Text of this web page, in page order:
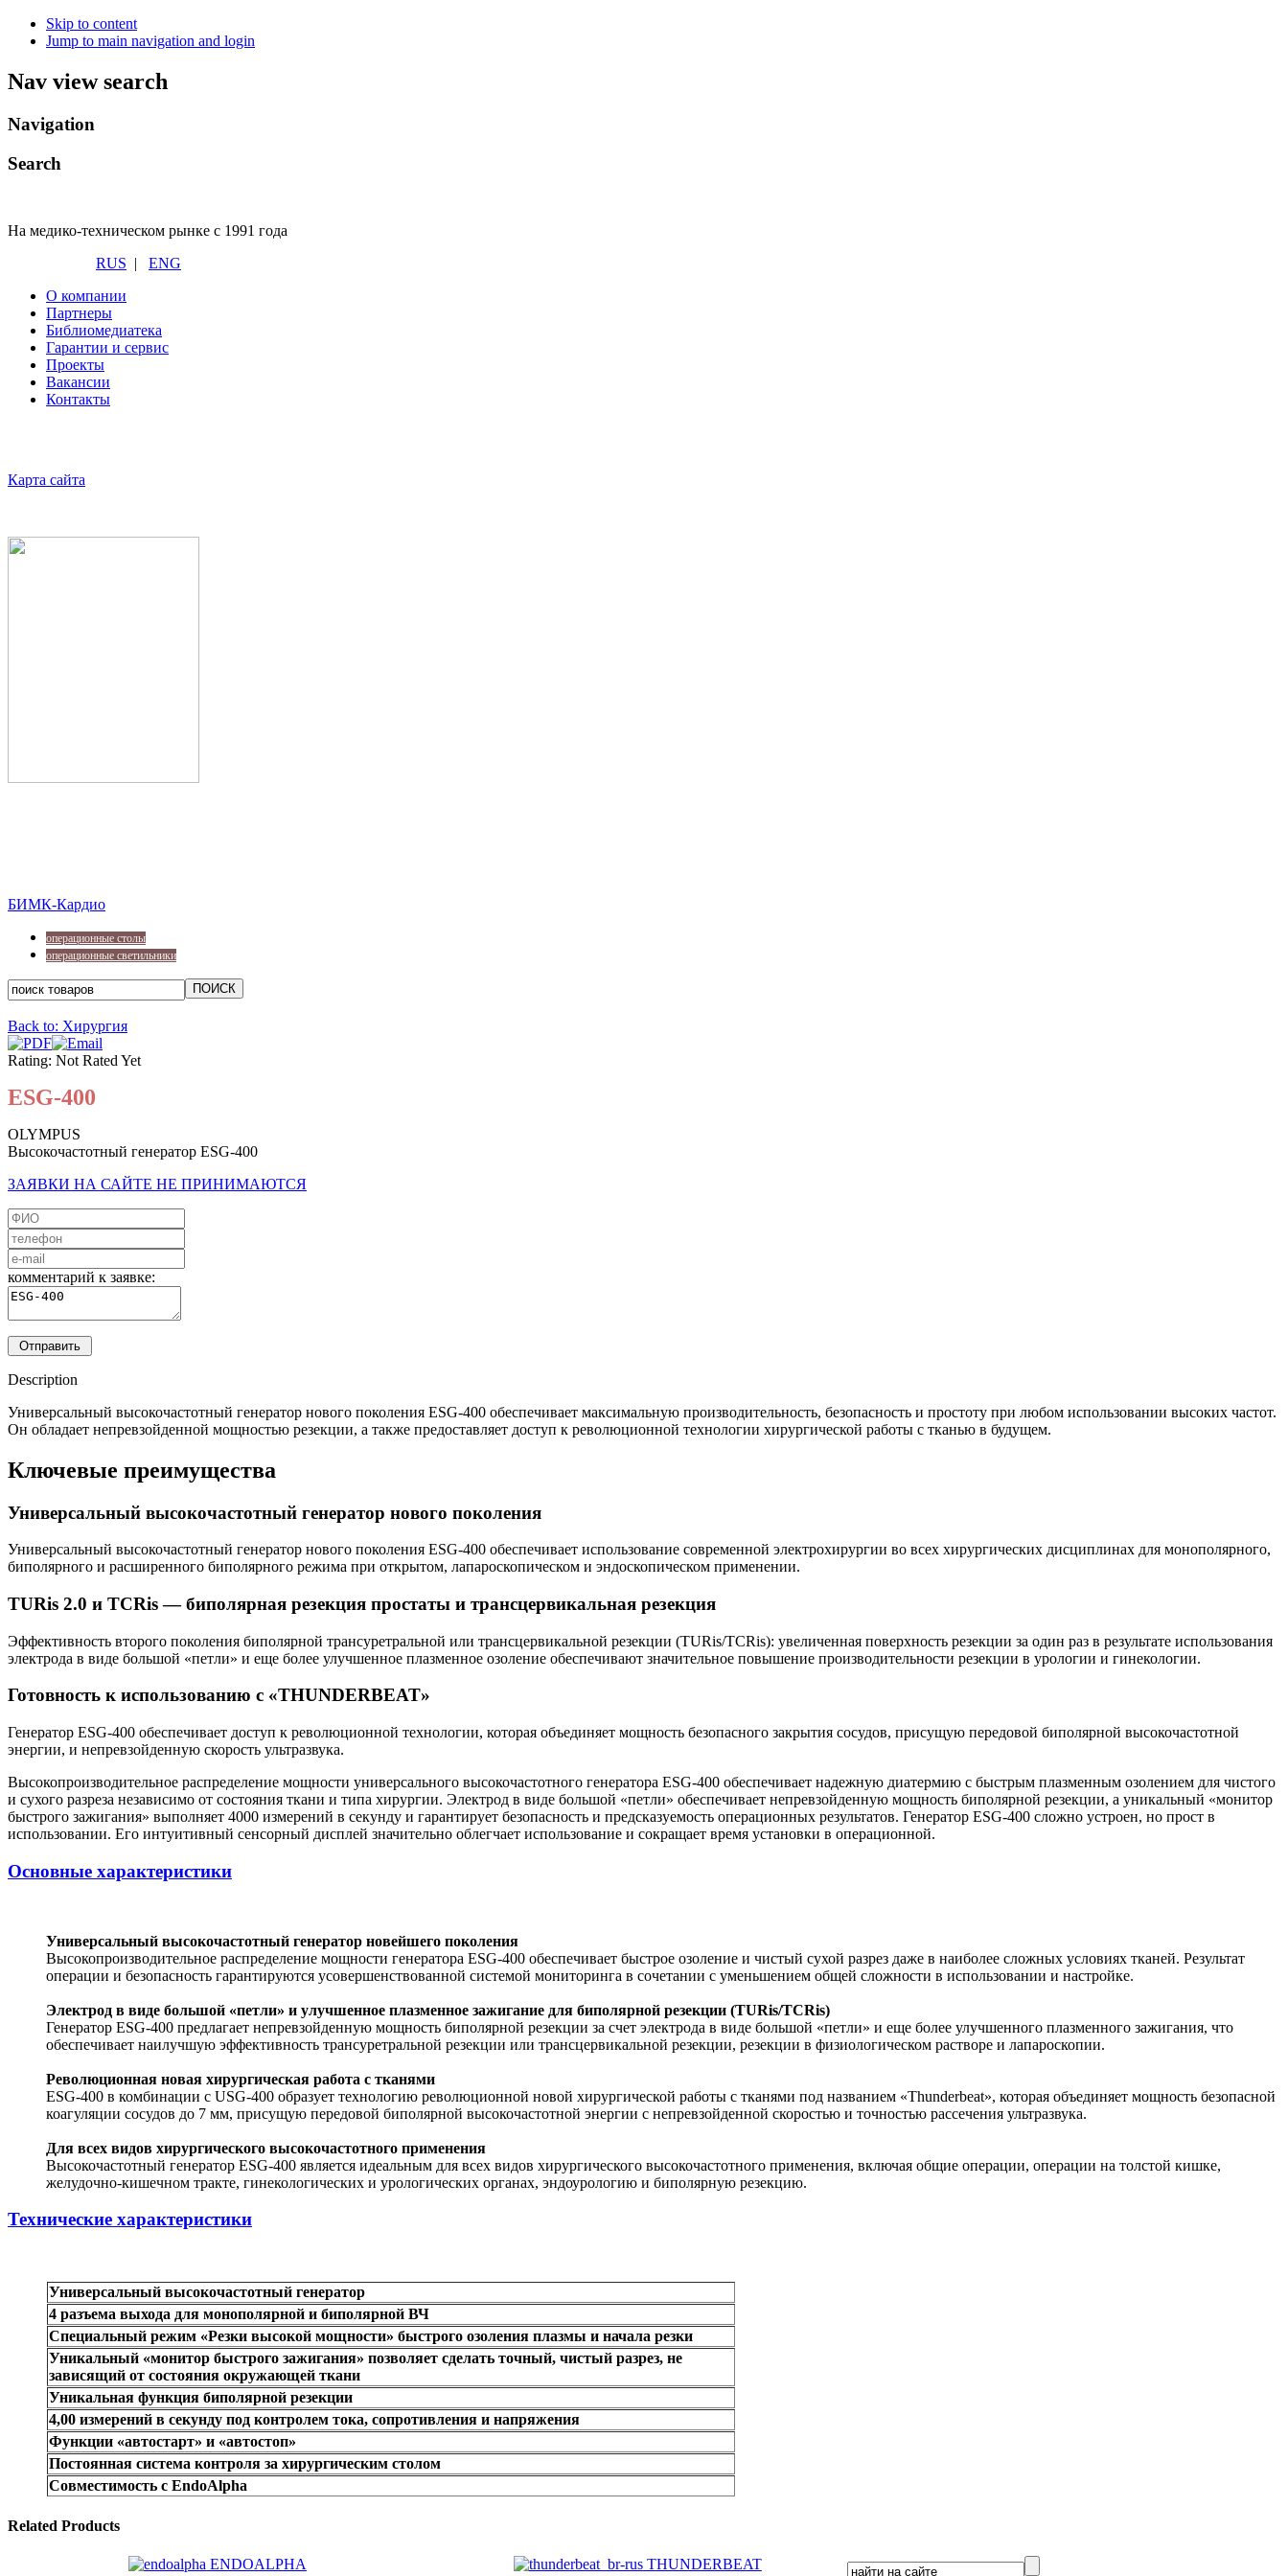
Skip to content
Jump to main navigation and login
Nav view search
Navigation
Search
На медико-техническом рынке с 1991 года
RUS | ENG
О компании
Партнеры
Библиомедиатека
Гарантии и сервис
Проекты
Вакансии
Контакты
Карта сайта
БИМК-Кардио
операционные столы
операционные светильники
Back to: Хирургия
Rating: Not Rated Yet
ESG-400
OLYMPUS
Высокочастотный генератор ESG-400
ЗАЯВКИ НА САЙТЕ НЕ ПРИНИМАЮТСЯ
комментарий к заявке:
Description
Универсальный высокочастотный генератор нового поколения ESG-400 обеспечивает максимальную производительность, безопасность и простоту при любом использовании высоких частот.
Он обладает непревзойденной мощностью резекции, а также предоставляет доступ к революционной технологии хирургической работы с тканью в будущем.
Ключевые преимущества
Универсальный высокочастотный генератор нового поколения
Универсальный высокочастотный генератор нового поколения ESG-400 обеспечивает использование современной электрохирургии во всех хирургических дисциплинах для монополярного,
биполярного и расширенного биполярного режима при открытом, лапароскопическом и эндоскопическом применении.
TURis 2.0 и TCRis — биполярная резекция простаты и трансцервикальная резекция
Эффективность второго поколения биполярной трансуретральной или трансцервикальной резекции (TURis/TCRis): увеличенная поверхность резекции за один раз в результате использования
электрода в виде большой «петли» и еще более улучшенное плазменное озоление обеспечивают значительное повышение производительности резекции в урологии и гинекологии.
Готовность к использованию с «THUNDERBEAT»
Генератор ESG-400 обеспечивает доступ к революционной технологии, которая объединяет мощность безопасного закрытия сосудов, присущую передовой биполярной высокочастотной
энергии, и непревзойденную скорость ультразвука.
Высокопроизводительное распределение мощности универсального высокочастотного генератора ESG-400 обеспечивает надежную диатермию с быстрым плазменным озолением для чистого
и сухого разреза независимо от состояния ткани и типа хирургии. Электрод в виде большой «петли» обеспечивает непревзойденную мощность биполярной резекции, а уникальный «монитор
быстрого зажигания» выполняет 4000 измерений в секунду и гарантирует безопасность и предсказуемость операционных результатов. Генератор ESG-400 сложно устроен, но прост в
использовании. Его интуитивный сенсорный дисплей значительно облегчает использование и сокращает время установки в операционной.
Основные характеристики
Универсальный высокочастотный генератор новейшего поколения
Высокопроизводительное распределение мощности генератора ESG-400 обеспечивает быстрое озоление и чистый сухой разрез даже в наиболее сложных условиях тканей. Результат
операции и безопасность гарантируются усовершенствованной системой мониторинга в сочетании с уменьшением общей сложности в использовании и настройке.
Электрод в виде большой «петли» и улучшенное плазменное зажигание для биполярной резекции (TURis/TCRis)
Генератор ESG-400 предлагает непревзойденную мощность биполярной резекции за счет электрода в виде большой «петли» и еще более улучшенного плазменного зажигания, что
обеспечивает наилучшую эффективность трансуретральной резекции или трансцервикальной резекции, резекции в физиологическом растворе и лапароскопии.
Революционная новая хирургическая работа с тканями
ESG-400 в комбинации с USG-400 образует технологию революционной новой хирургической работы с тканями под названием «Thunderbeat», которая объединяет мощность безопасной
коагуляции сосудов до 7 мм, присущую передовой биполярной высокочастотной энергии с непревзойденной скоростью и точностью рассечения ультразвука.
Для всех видов хирургического высокочастотного применения
Высокочастотный генератор ESG-400 является идеальным для всех видов хирургического высокочастотного применения, включая общие операции, операции на толстой кишке,
желудочно-кишечном тракте, гинекологических и урологических органах, эндоурологию и биполярную резекцию.
Технические характеристики
Универсальный высокочастотный генератор
4 разъема выхода для монополярной и биполярной ВЧ
Специальный режим «Резки высокой мощности» быстрого озоления плазмы и начала резки
Уникальный «монитор быстрого зажигания» позволяет сделать точный, чистый разрез, не
зависящий от состояния окружающей ткани
Уникальная функция биполярной резекции
4,00 измерений в секунду под контролем тока, сопротивления и напряжения
Функции «автостарт» и «автостоп»
Постоянная система контроля за хирургическим столом
Совместимость с EndoAlpha
Related Products
ENDOALPHA THUNDERBEAT